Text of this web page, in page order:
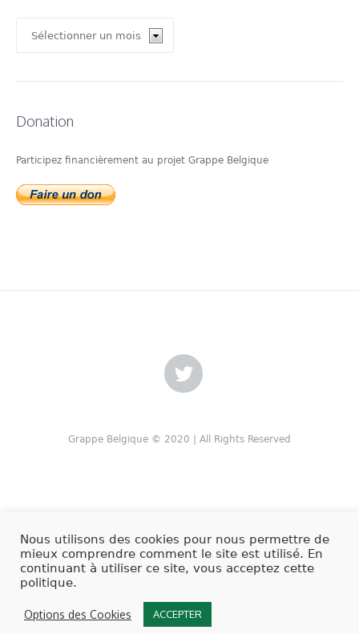
Donation
Participez financièrement au projet Grappe Belgique
Grappe Belgique © 2020 | All Rights Reserved
Nous utilisons des cookies pour nous permettre de
mieux comprendre comment le site est utilisé. En
continuant à utiliser ce site, vous acceptez cette
politique.
Options des Cookies ACCEPTER